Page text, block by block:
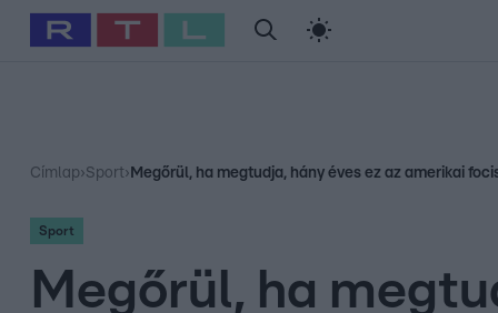
Babits Marcella Szellő István Most Wanted
Címlap›Sport› Megőrül, ha megtudja, hány éves ez az amerikai
Sport
Megőrül, ha